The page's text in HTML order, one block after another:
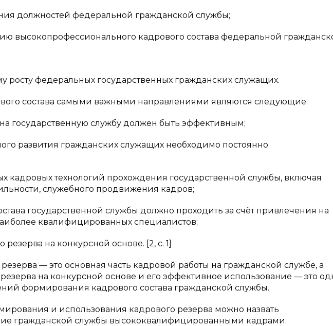
должностей федеральной гражданской службы;
высокопрофессионального кадрового состава федеральной
росту федеральных государственных гражданских служащих.
состава самыми важными направлениями являются следующие:
государственную службу должен быть эффективным;
развития гражданских служащих необходимо постоянно
кадровых технологий прохождения государственной службы, включая
служебного продвижения кадров;
государственной службы должно проходить за счёт привлечения на
квалифицированных специалистов;
на конкурсной основе. [2, с. 1]
— это основная часть кадровой работы на гражданской службе, а
на конкурсной основе и его эффективное использование — это
формирования кадрового состава гражданской службы.
и использования кадрового резерва можно назвать
гражданской службы высококвалифицированными кадрами.